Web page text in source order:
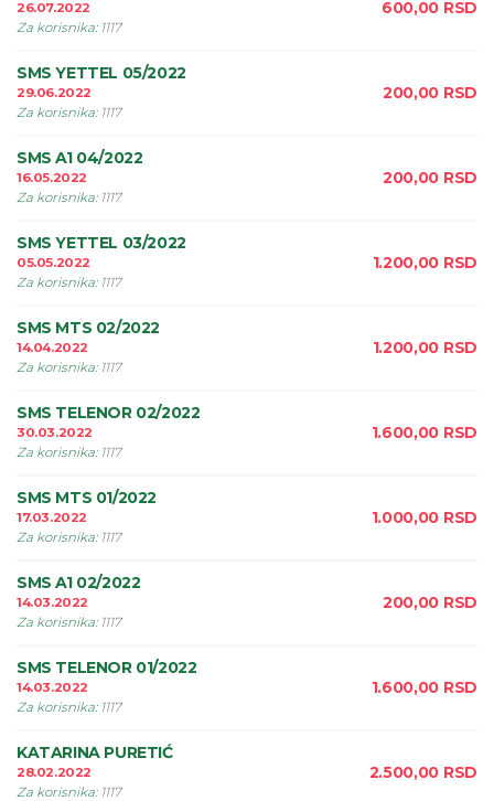
26.07.2022
Za korisnika: 1117
600,00 RSD
SMS YETTEL 05/2022
29.06.2022
Za korisnika: 1117
200,00 RSD
SMS A1 04/2022
16.05.2022
Za korisnika: 1117
200,00 RSD
SMS YETTEL 03/2022
05.05.2022
Za korisnika: 1117
1.200,00 RSD
SMS MTS 02/2022
14.04.2022
Za korisnika: 1117
1.200,00 RSD
SMS TELENOR 02/2022
30.03.2022
Za korisnika: 1117
1.600,00 RSD
SMS MTS 01/2022
17.03.2022
Za korisnika: 1117
1.000,00 RSD
SMS A1 02/2022
14.03.2022
Za korisnika: 1117
200,00 RSD
SMS TELENOR 01/2022
14.03.2022
Za korisnika: 1117
1.600,00 RSD
KATARINA PURETIĆ
28.02.2022
Za korisnika: 1117
2.500,00 RSD